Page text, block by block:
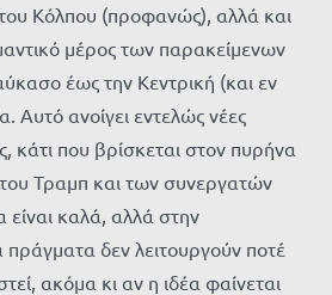
Κόλπου (προφανώς), αλλά και
μέρος των παρακείμενων
έως την Κεντρική (και εν
Αυτό ανοίγει εντελώς νέες
κάτι που βρίσκεται στον πυρήνα
Τραμπ και των συνεργατών
είναι καλά, αλλά στην
δεν λειτουργούν ποτέ
ακόμα κι αν η ιδέα φαίνεται